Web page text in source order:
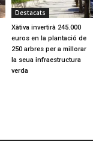
Destacats
Xàtiva invertirà 245.000
euros en la plantació de
250 arbres per a millorar
la seua infraestructura
verda